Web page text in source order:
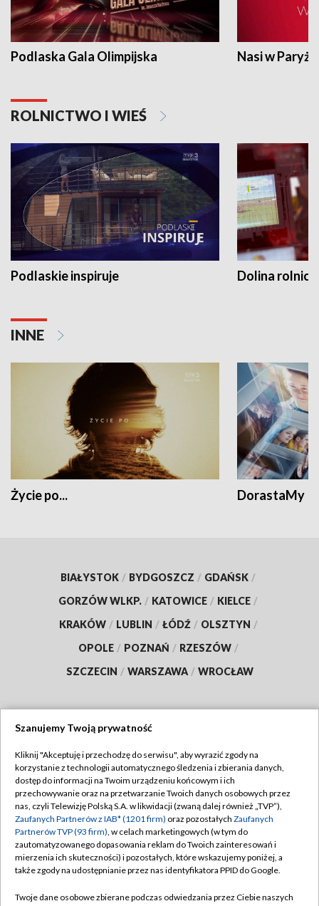
Podlaska Gala Olimpijska Nasi w Paryżu
ROLNICTWO I WIEŚ
Podlaskie inspiruje Dolina
INNE
Życie po... DorastaMy
BIAŁYSTOK / BYDGOSZCZ / GDAŃSK /
GORZÓW WLKP. / KATOWICE / KIELCE /
KRAKÓW / LUBLIN / ŁÓDŹ / OLSZTYN /
OPOLE / POZNAŃ / RZESZÓW /
SZCZECIN / WARSZAWA / WROCŁAW
TVP
Abonament TVP
Emisja w TVP
Centrum informacji TVP
Naziemna Telewizja Cyfrowa
Regulamin TVP
Polityka prywatności
Moje zgody
Pomoc
Szanujemy Twoją prywatność
Kliknij "Akceptuję i przechodzę do serwisu", aby wyrazić zgody na
korzystanie z technologii automatycznego śledzenia i zbierania danych,
dostęp do informacji na Twoim urządzeniu końcowym i ich
przechowywanie oraz na przetwarzanie Twoich danych osobowych przez
nas, czyli Telewizję Polską S.A. w likwidacji (zwaną dalej również „TVP”),
Zaufanych Partnerów z IAB* (1201 firm) oraz pozostałych Zaufanych
Partnerów TVP (93 firm), w celach marketingowych (w tym do
zautomatyzowanego dopasowania reklam do Twoich zainteresowań i
mierzenia ich skuteczności) i pozostałych, które wskazujemy poniżej, a
także zgody na udostępnianie przez nas identyfikatora PPID do Google.
Twoje dane osobowe zbierane podczas odwiedzania przez Ciebie naszych